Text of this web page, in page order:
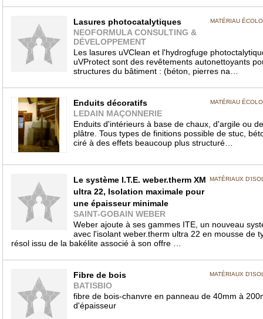
MATÉRIAU
Lasures photocatalytiques
NEOFORMULA CONSULTING &
DÉVELOPPEMENT
Les lasures uVClean et l'hydrogfuge
uVProtect sont des revêtements autonettoyants
structures du bâtiment : (béton, pierres na…
MATÉRIAU
Enduits décoratifs
LEDAIN MAÇONNERIE
Enduits d'intérieurs à base de chaux, d'argile ou de
plâtre. Tous types de finitions possible de stuc,
ciré à des effets beaucoup plus structuré…
MATÉRIAUX
Le système I.T.E. weber.therm XM
ultra 22, Isolation maximale pour
une épaisseur minimale
SAINT-GOBAIN WEBER
Weber ajoute à ses gammes ITE, un nouveau
avec l'isolant weber.therm ultra 22 en mousse de
résol issu de la bakélite associé à son offre …
MATÉRIAUX
Fibre de bois
BATISBIO
fibre de bois-chanvre en panneau de 40mm à
d'épaisseur